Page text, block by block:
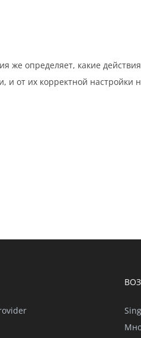
же определяет, какие
от их корректной настройки